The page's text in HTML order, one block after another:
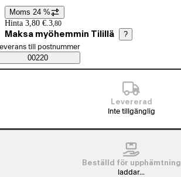
Prisinformation
Moms 24 %
Hinta 3,80 €. 3,80
Maksa myöhemmin Tilillä ?
Saatavuustiedot
beställningssätt
till postnummer
00220
Levererad
Inte tillgänglig
Beställd för upphämtning
laddar...